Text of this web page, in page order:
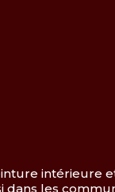
intérieure
dans les